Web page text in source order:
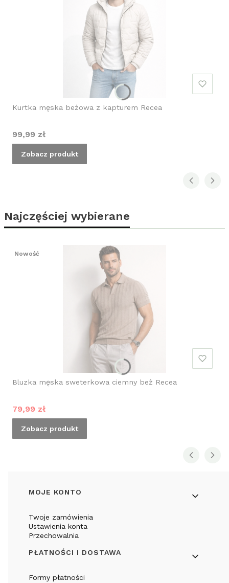
Kurtka męska beżowa z kapturem Recea
Cena
99,99 zł
Zobacz produkt
Najczęściej wybierane
Nowość
Bluzka męska sweterkowa ciemny beż Recea
Cena promocyjna
79,99 zł
Zobacz produkt
Linki w stopce
MOJE KONTO
Twoje zamówienia
Ustawienia konta
Przechowalnia
PŁATNOŚCI I DOSTAWA
Formy płatności